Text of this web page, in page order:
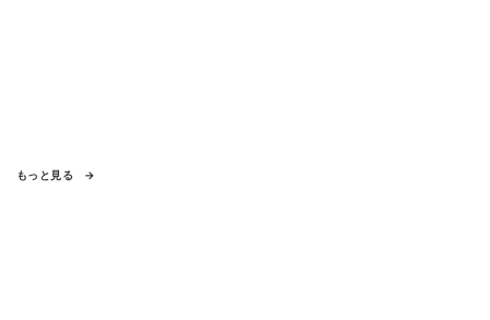
もっと見る